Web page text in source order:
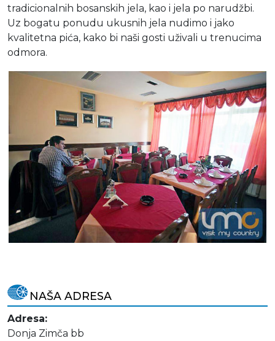
tradicionalnih bosanskih jela, kao i jela po narudžbi.
Uz bogatu ponudu ukusnih jela nudimo i jako
kvalitetna pića, kako bi naši gosti uživali u trenucima
odmora.
NAŠA ADRESA
Adresa:
Donja Zimča bb